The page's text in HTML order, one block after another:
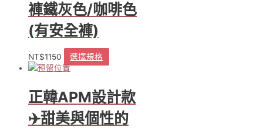
褲鐵灰色/咖啡色
(有安全褲)
NT$1150 選擇規格
有
多
種
款
正韓APM設計款
✈️甜美與個性的